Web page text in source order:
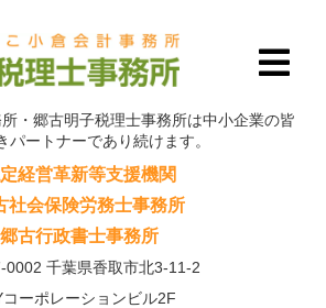
・郷古明子税理士事務所は中小企業の皆
パートナーであり続けます。
経営革新等支援機関
社会保険労務士事務所
郷古行政書士事務所
0002 千葉県香取市北3-11-2
コーポレーションビル2F